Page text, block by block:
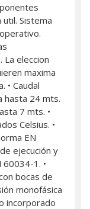
Sistema
eleccion
maxima
• Caudal
hasta 24 mts.
7 mts. •
Celsius. •
EN
ejecución y
1. •
bocas de
monofásica
incorporado